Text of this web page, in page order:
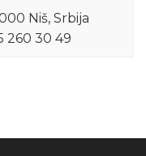
Niš, Srbija
260 30 49